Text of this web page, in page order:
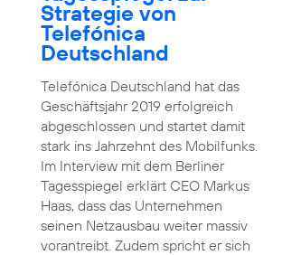
Strategie von
Telefónica
Deutschland
Telefónica Deutschland hat das
Geschäftsjahr 2019 erfolgreich
abgeschlossen und startet damit
stark ins Jahrzehnt des Mobilfunks.
Im Interview mit dem Berliner
Tagesspiegel erklärt CEO Markus
Haas, dass das Unternehmen
seinen Netzausbau weiter massiv
vorantreibt. Zudem spricht er sich